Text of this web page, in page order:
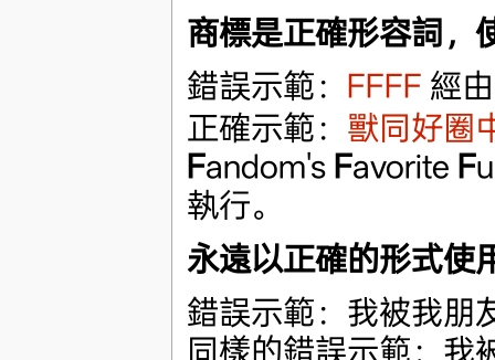
商標是正確形容詞，
錯誤示範： FFFF 經
正確示範： 獸同好圈
Fandom's Favorite F
執行。
永遠以正確的形式使
錯誤示範：我被我朋
同樣的錯誤示範：我